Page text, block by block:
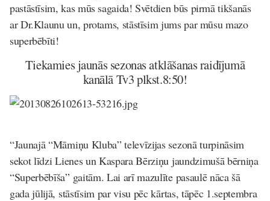
pastāstīsim, kas mūs sagaida! Svētdien būs pirmā tikšanās
ar Dr.Klaunu un, protams, stāstīsim jums par mūsu mazo
superbēbīti!
Tiekamies jaunās sezonas atklāšanas raidījumā
kanālā Tv3 plkst.8:50!
“Jaunajā “Māmiņu Kluba” televīzijas sezonā turpināsim
sekot līdzi Lienes un Kaspara Bērziņu jaundzimušā bērniņa
“Superbēbīša” gaitām. Lai arī mazulīte pasaulē nāca šā
gada jūlijā, stāstīsim par visu pēc kārtas, tāpēc 1.septembra